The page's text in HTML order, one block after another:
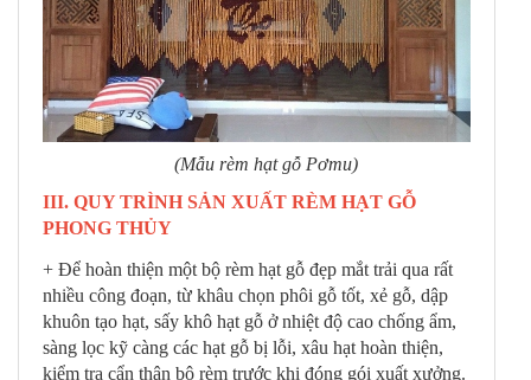
(Mẫu rèm hạt gỗ Pơmu)
III. QUY TRÌNH SẢN XUẤT RÈM HẠT GỖ
PHONG THỦY
+ Để hoàn thiện một bộ rèm hạt gỗ đẹp mắt trải qua rất
nhiều công đoạn, từ khâu chọn phôi gỗ tốt, xẻ gỗ, dập
khuôn tạo hạt, sấy khô hạt gỗ ở nhiệt độ cao chống ẩm,
sàng lọc kỹ càng các hạt gỗ bị lỗi, xâu hạt hoàn thiện,
kiểm tra cẩn thận bộ rèm trước khi đóng gói xuất xưởng.